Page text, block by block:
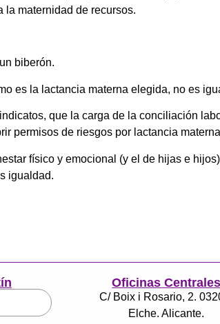
la maternidad de recursos.
biberón.
es la lactancia materna elegida, no es
que la carga de la conciliación
permisos de riesgos por lactancia
físico y emocional (y el de hijas e
igualdad.
Oficinas Centrales
C/ Boix i Rosario, 2.
Elche. Alicante.